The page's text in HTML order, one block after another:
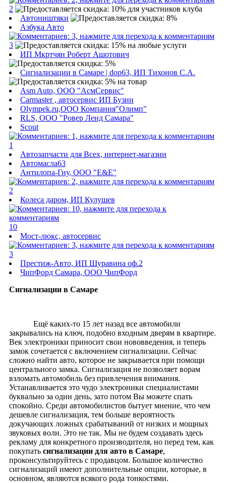
2
Автоништяки
Азбука Авто
3
ИП Мкртчян Роберт Ашотович
Сигнализации в Самаре | dop63, ИП Тихонов С.А.
Asm Auto, ООО "АсмСервис"
Carmaster , автосервис ИП Бузин
Olympek.ru,ООО Компания"Олимп"
RLS, ООО "Ровер Ленд Самара"
Scout
1
Автозапчасти для Всех, интернет-магазин
Автомасла63
Антилопа-Гну, ООО "E&E"
2
Колеса даром, ИП Кулушев
10
Мост-люкс, автосервис
3
Престиж-Авто, ИП Шуравина оф.2
ЧипФорд Самара, ООО ЧипФорд
Сигнализации в Самаре
Ещё каких-то 15 лет назад все автомобили
закрывались на ключ, подобно входным дверям в квартире.
Век электроники приносит свои нововведения, и теперь
замок сочетается с включением сигнализации. Сейчас
сложно найти авто, которое не закрывается при помощи
центрального замка. Сигнализация не позволяет ворам
взломать автомобиль без привлечения внимания.
Устанавливается это чудо электроники специалистами
буквально за один день, зато потом Вы можете спать
спокойно. Среди автомобилистов бытует мнение, что чем
дешевле сигнализация, тем больше вероятность
докучающих ложных срабатываний от низких и мощных
звуковых волн. Это не так. Мы не будем создавать здесь
рекламу для конкретного производителя, но перед тем, как
покупать сигнализации для авто в Самаре,
проконсультируйтесь с продавцом. Большое количество
сигнализаций имеют дополнительные опции, которые, в
основном, являются всякого рода тонкостями.